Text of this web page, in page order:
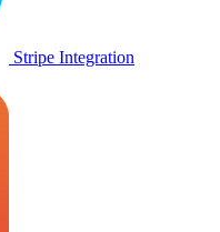
Stripe Integration